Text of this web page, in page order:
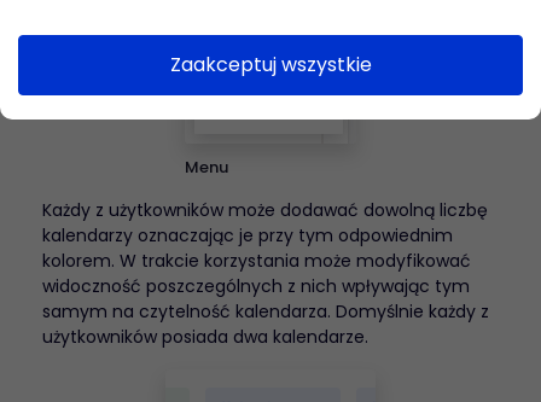
Menu
Każdy z użytkowników może dodawać dowolną liczbę
kalendarzy oznaczając je przy tym odpowiednim
kolorem. W trakcie korzystania może modyfikować
widoczność poszczególnych z nich wpływając tym
samym na czytelność kalendarza. Domyślnie każdy z
użytkowników posiada dwa kalendarze.
Zaakceptuj wszystkie